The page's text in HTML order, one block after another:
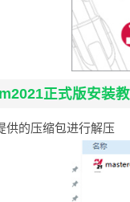
正式版安装
供的压缩包进行解压